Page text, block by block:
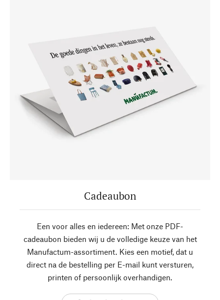
Cadeaubon
Een voor alles en iedereen: Met onze PDF-
cadeaubon bieden wij u de volledige keuze van het
Manufactum-assortiment. Kies een motief, dat u
direct na de bestelling per E-mail kunt versturen,
printen of persoonlijk overhandigen.